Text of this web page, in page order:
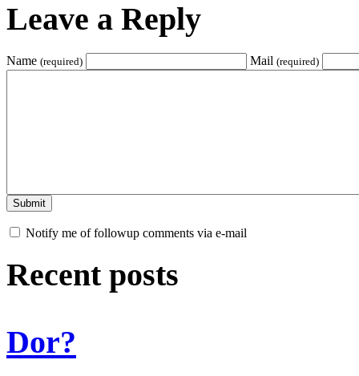
Leave a Reply
Name (required) Mail (required)
Notify me of followup comments via e-mail
Recent posts
Dor?